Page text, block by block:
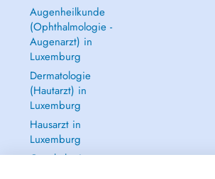
Augenheilkunde
(Ophthalmologie -
Augenarzt) in
Luxemburg
Dermatologie
(Hautarzt) in
Luxemburg
Hausarzt in
Luxemburg
Gynäkologie